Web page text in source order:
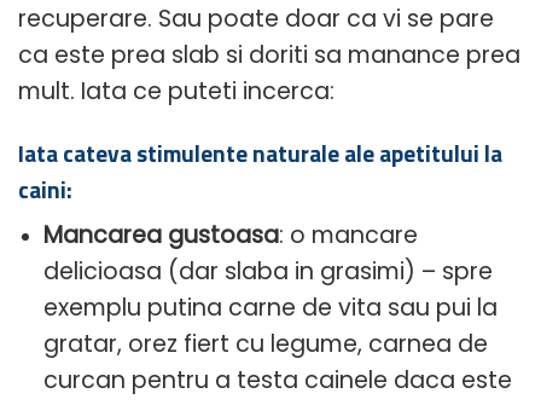
recuperare. Sau poate doar ca vi se pare
ca este prea slab si doriti sa manance prea
mult. Iata ce puteti incerca:
Iata cateva stimulente naturale ale apetitului la
caini:
Mancarea gustoasa: o mancare
delicioasa (dar slaba in grasimi) – spre
exemplu putina carne de vita sau pui la
gratar, orez fiert cu legume, carnea de
curcan pentru a testa cainele daca este